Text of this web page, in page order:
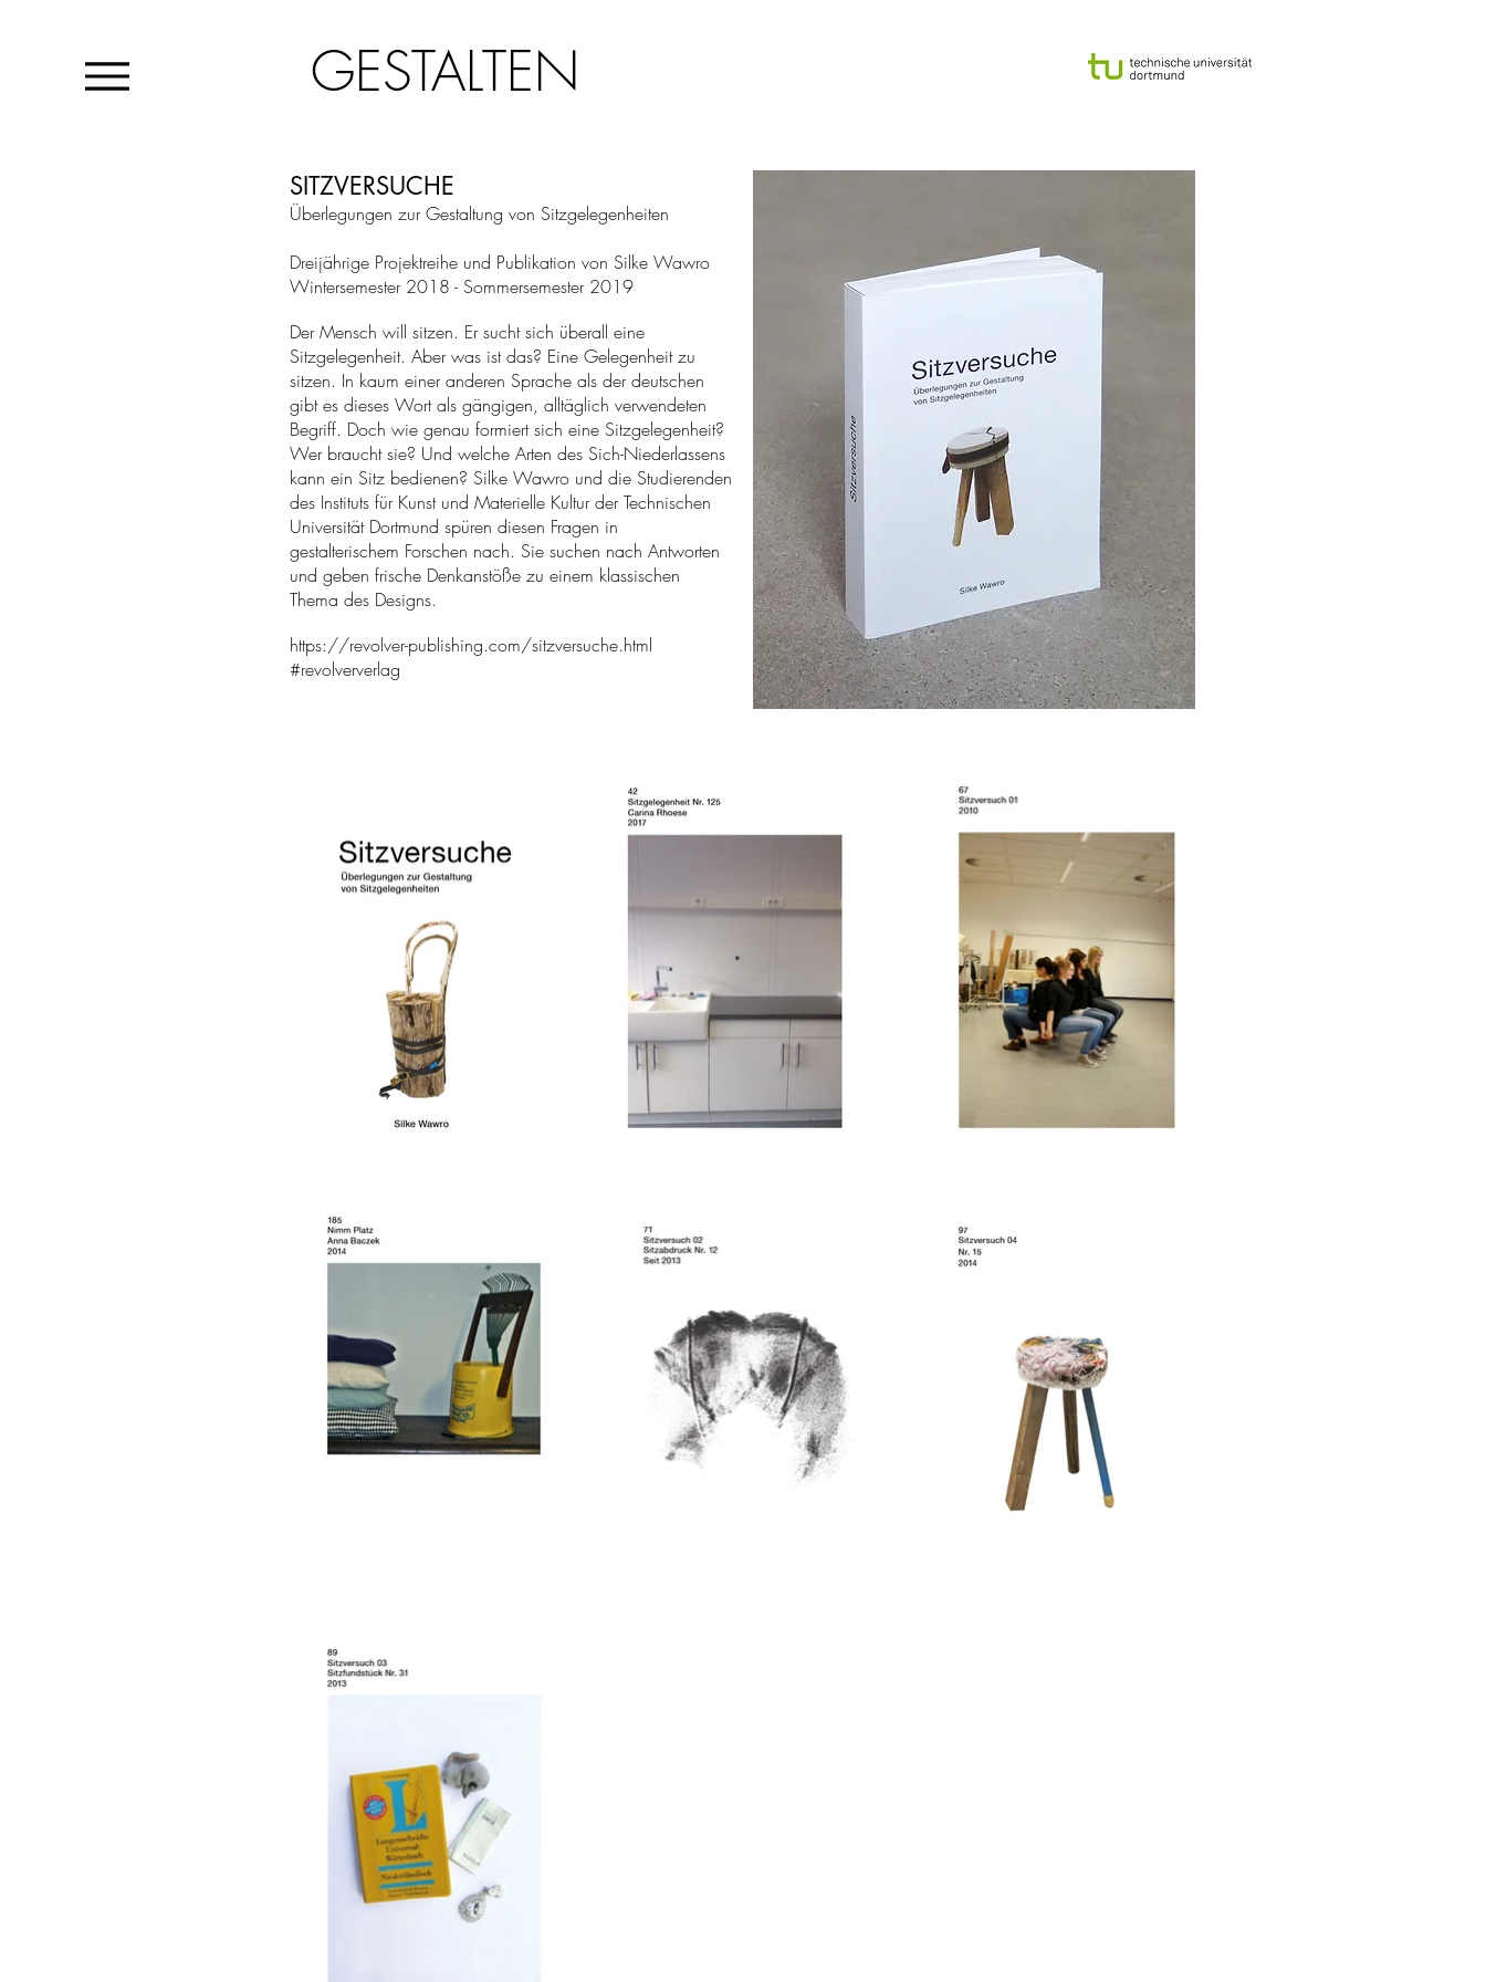
GESTALTEN
SITZVERSUCHE
Überlegungen zur Gestaltung von Sitzgelegenheiten
Dreijährige Projektreihe und Publikation von Silke Wawro
Wintersemester 2018 - Sommersemester 2019
Der Mensch will sitzen. Er sucht sich überall eine
Sitzgelegenheit. Aber was ist das? Eine Gelegenheit zu
sitzen. In kaum einer anderen Sprache als der deutschen
gibt es dieses Wort als gängigen, alltäglich verwendeten
Begriff. Doch wie genau formiert sich eine Sitzgelegenheit?
Wer braucht sie? Und welche Arten des Sich-Niederlassens
kann ein Sitz bedienen? Silke Wawro und die Studierenden
des Instituts für Kunst und Materielle Kultur der Technischen
Universität Dortmund spüren diesen Fragen in
gestalterischem Forschen nach. Sie suchen nach Antworten
und geben frische Denkanstöße zu einem klassischen
Thema des Designs.
https://revolver-publishing.com/sitzversuche.html
#revolververlag